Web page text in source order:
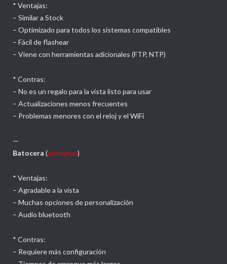
* Ventajas:
– Similar a Stock
– Optimizado para todos los sistemas compatibles
– Fácil de flashear
– Viene con herramientas adicionales (FTP, NTP)
* Contras:
– No es un regalo para la vista listo para usar
– Actualizaciones menos frecuentes
– Problemas menores con el reloj y el WiFi
—
Batocera (acmeplus)
* Ventajas:
– Agradable a la vista
– Muchas opciones de personalización
– Audio bluetooth
* Contras:
– Requiere más configuración